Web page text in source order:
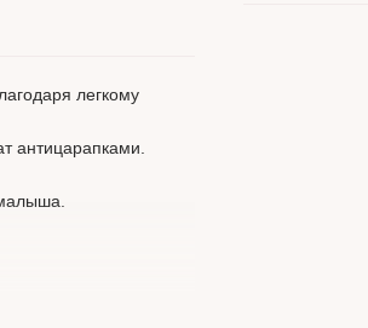
легкому
антицарапками.